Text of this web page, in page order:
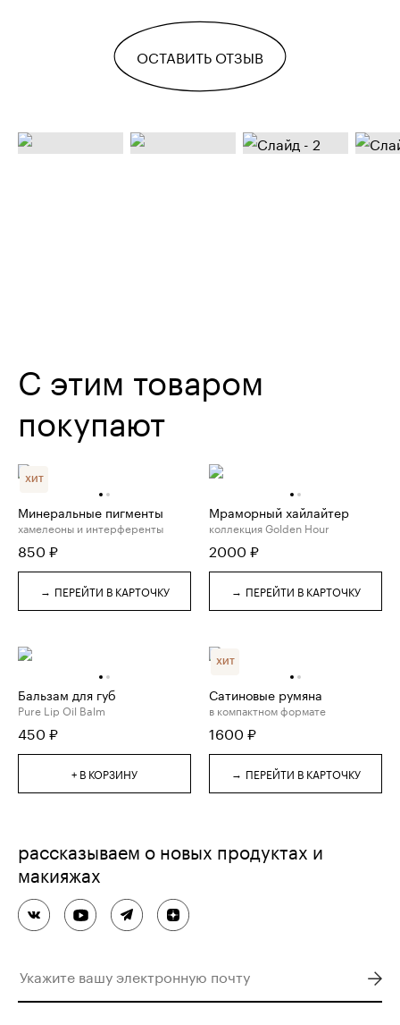
ОСТАВИТЬ ОТЗЫВ
С этим товаром
покупают
ХИТ
Минеральные пигменты
хамелеоны и интерференты
850 ₽
→ ПЕРЕЙТИ В КАРТОЧКУ
Мраморный хайлайтер
коллекция Golden Hour
2000 ₽
→ ПЕРЕЙТИ В КАРТОЧКУ
Бальзам для губ
Pure Lip Oil Balm
450 ₽
+ В КОРЗИНУ
ХИТ
Сатиновые румяна
в компактном формате
1600 ₽
→ ПЕРЕЙТИ В КАРТОЧКУ
рассказываем о новых продуктах и
макияжах